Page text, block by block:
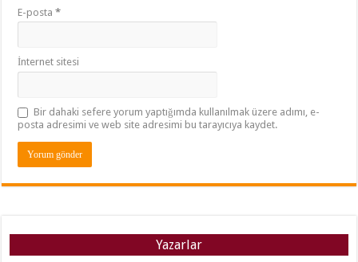
E-posta*
İnternet sitesi
Bir dahaki sefere yorum yaptığımda kullanılmak üzere adımı, e-
posta adresimi ve web site adresimi bu tarayıcıya kaydet.
Yazarlar